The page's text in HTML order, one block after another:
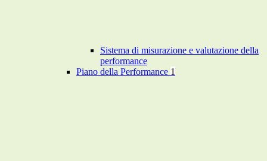
Sistema di misurazione e valutazione della
performance
Piano della Performance 1